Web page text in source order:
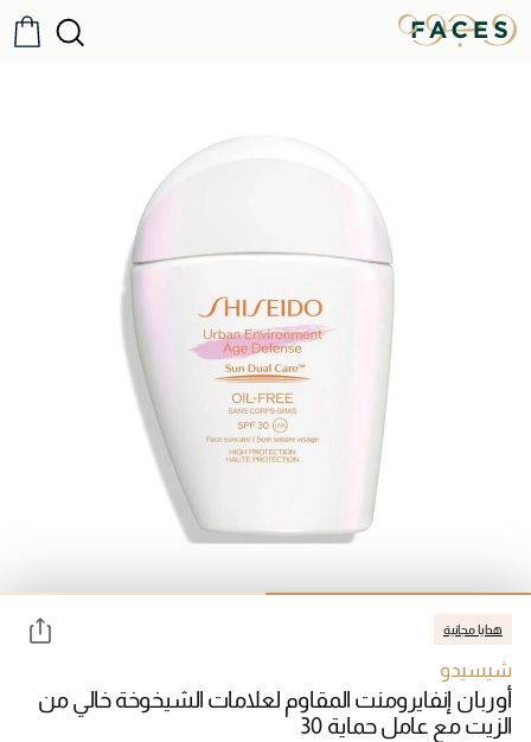
هدايا مجانية
شيسيدو
أوربان إنفايرومنت المقاوم لعلامات الشيخوخة خالي من
الزيت مع عامل حماية 30